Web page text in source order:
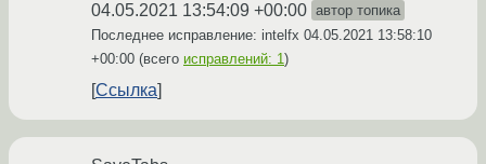
04.05.2021 13:54:09 +00:00 автор топика
Последнее исправление: intelfx 04.05.2021 13:58:10
+00:00 (всего исправлений: 1)
Ссылка